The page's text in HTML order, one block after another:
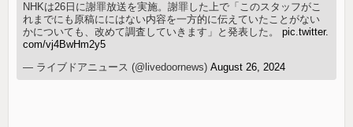
NHKは26日に謝罪放送を実施。謝罪した上で「このスタッフがこ
れまでにも原稿ににはない内容を一方的に伝えていたことがない
かについても、改めて調査していきます」と発表した。pic.twitter.
com/vj4BwHm2y5
— ライブドアニュース (@livedoornews)August 26, 2024